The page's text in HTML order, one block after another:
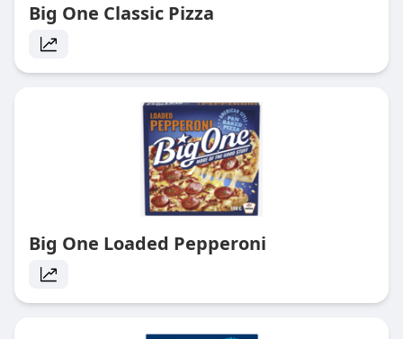
Big One Classic Pizza
Big One Loaded Pepperoni